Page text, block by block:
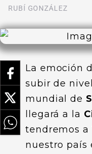
RUBÍ GONZÁLEZ
La emoción
subir de
mundial de
llegará a la
tendremos
nuestro país